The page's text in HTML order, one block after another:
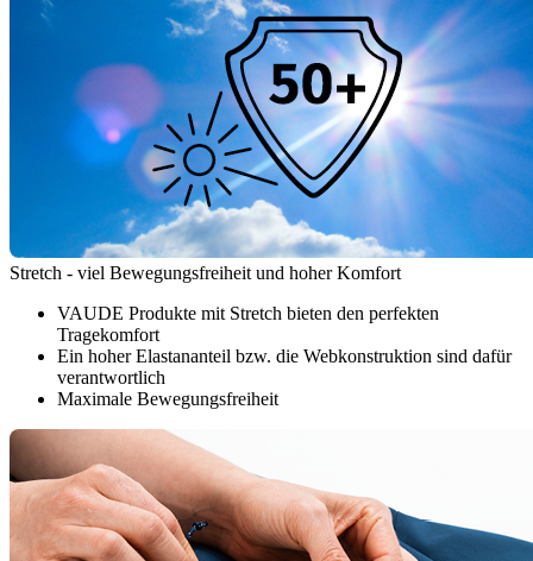
Stretch - viel Bewegungsfreiheit und hoher Komfort
VAUDE Produkte mit Stretch bieten den perfekten
Tragekomfort
Ein hoher Elastananteil bzw. die Webkonstruktion sind dafür
verantwortlich
Maximale Bewegungsfreiheit